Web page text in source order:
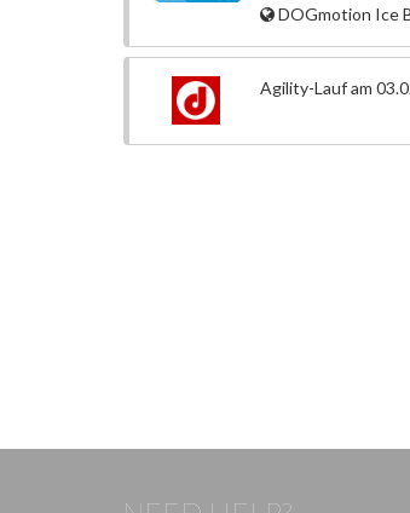
DOGmotion Ice
Agility-Lauf am